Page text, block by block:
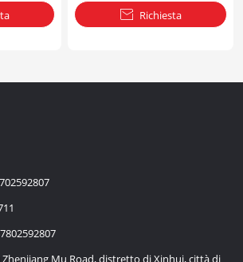
 Richiesta
Mu Road, distretto di Xinhui, città di